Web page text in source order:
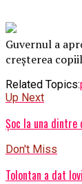
Guvernul a
creșterea
Related Topics:
Up Next
Șoc la una dintre
Don't Miss
Tolontan a dat